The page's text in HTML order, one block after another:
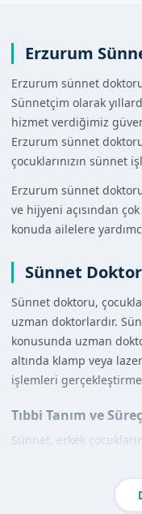
Erzurum
Erzurum sünnet
Sünnetçim olarak
hizmet verdiğimiz
Erzurum sünnet
çocuklarınızın sünnet
Erzurum sünnet
ve hijyeni açısından
konuda ailelere
Sünnet
Sünnet doktoru,
uzman doktorlardır.
konusunda uzman
altında klamp veya
işlemleri
Tıbbi Tanım ve Süreç
Sünnet, erkek
yapılır. Sünnetçim
gerçekleştirmeden